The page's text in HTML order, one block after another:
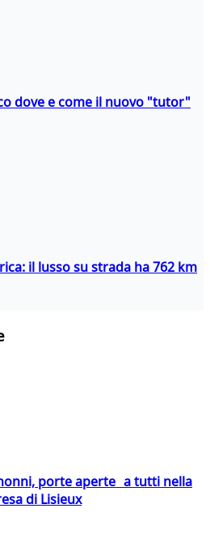
dove e come il nuovo "tutor"
il lusso su strada ha 762 km
porte aperte a tutti nella
di Lisieux